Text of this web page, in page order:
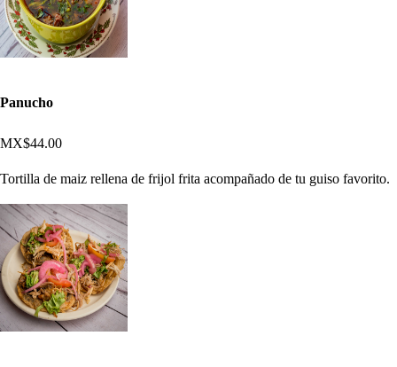
Panucho
MX$44.00
Tortilla de maiz rellena de frijol frita acompañado de tu guiso favorito.